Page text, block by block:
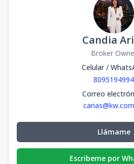
Candia
Broker
Celular /
8095194994
Correo
Llámame
Escribeme por